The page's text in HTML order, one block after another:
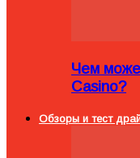
Чем
Casino?
Обзоры и тест